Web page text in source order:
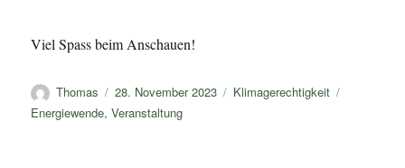
Viel Spass beim Anschauen!
Autor
Thomas
Veröffentlicht
am
28. November 2023 Kategorien
Klimagerechtigkeit
Energiewende,Veranstaltung